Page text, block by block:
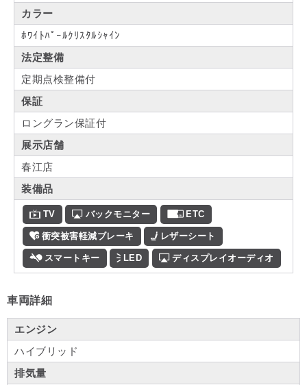
カラー
ﾎﾜｲﾄﾊﾟｰﾙｸﾘｽﾀﾙｼｬｲﾝ
法定整備
定期点検整備付
保証
ロングラン保証付
展示店舗
春江店
装備品
TV バックモニター ETC
衝突被害軽減ブレーキ レザーシート
スマートキー LED ディスプレイオーディオ
車両詳細
エンジン
ハイブリッド
排気量